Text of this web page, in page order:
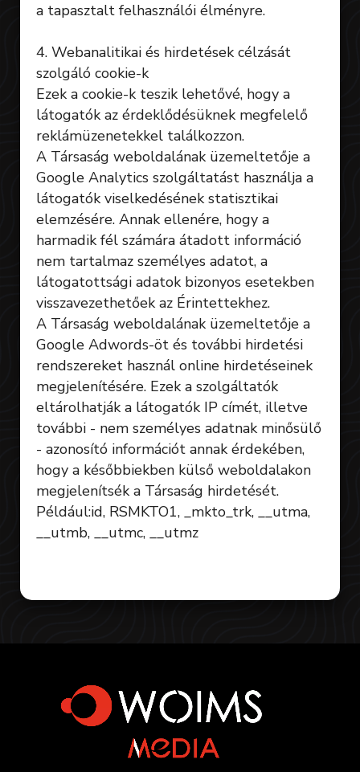
a tapasztalt felhasználói élményre.
4. Webanalitikai és hirdetések célzását
szolgáló cookie-k
Ezek a cookie-k teszik lehetővé, hogy a
látogatók az érdeklődésüknek megfelelő
reklámüzenetekkel találkozzon.
A Társaság weboldalának üzemeltetője a
Google Analytics szolgáltatást használja a
látogatók viselkedésének statisztikai
elemzésére. Annak ellenére, hogy a
harmadik fél számára átadott információ
nem tartalmaz személyes adatot, a
látogatottsági adatok bizonyos esetekben
visszavezethetőek az Érintettekhez.
A Társaság weboldalának üzemeltetője a
Google Adwords-öt és további hirdetési
rendszereket használ online hirdetéseinek
megjelenítésére. Ezek a szolgáltatók
eltárolhatják a látogatók IP címét, illetve
további - nem személyes adatnak minősülő
- azonosító információt annak érdekében,
hogy a későbbiekben külső weboldalakon
megjelenítsék a Társaság hirdetését.
Például:id, RSMKTO1, _mkto_trk, __utma,
__utmb, __utmc, __utmz